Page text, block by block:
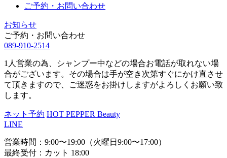
ご予約・お問い合わせ
お知らせ
ご予約・お問い合わせ
089-910-2514
1人営業の為、シャンプー中などの場合お電話が取れない場
合がございます。その場合は手が空き次第すぐにかけ直させ
て頂きますので、ご迷惑をお掛けしますがよろしくお願い致
します。
ネット予約 HOT PEPPER Beauty
LINE
営業時間：9:00〜19:00（火曜日9:00〜17:00）
最終受付：カット 18:00